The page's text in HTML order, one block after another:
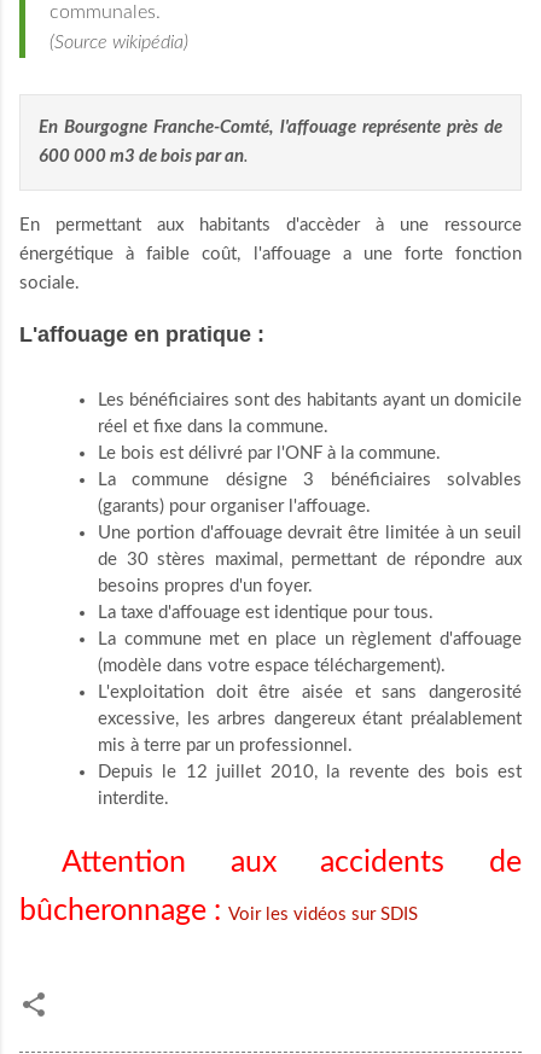
communales.
(Source wikipédia)
En Bourgogne Franche-Comté, l'affouage représente près de
600 000 m3 de bois par an.
En permettant aux habitants d'accèder à une ressource
énergétique à faible coût, l'affouage a une forte fonction
sociale.
L'affouage en pratique :
Les bénéficiaires sont des habitants ayant un domicile
réel et fixe dans la commune.
Le bois est délivré par l'ONF à la commune.
La commune désigne 3 bénéficiaires solvables
(garants) pour organiser l'affouage.
Une portion d'affouage devrait être limitée à un seuil
de 30 stères maximal, permettant de répondre aux
besoins propres d'un foyer.
La taxe d'affouage est identique pour tous.
La commune met en place un règlement d'affouage
(modèle dans votre espace téléchargement).
L'exploitation doit être aisée et sans dangerosité
excessive, les arbres dangereux étant préalablement
mis à terre par un professionnel.
Depuis le 12 juillet 2010, la revente des bois est
interdite.
Attention aux accidents de
bûcheronnage : Voir les vidéos sur SDIS